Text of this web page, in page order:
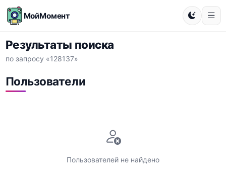
МойМомент
Результаты поиска
по запросу «128137»
Пользователи
Пользователей не найдено